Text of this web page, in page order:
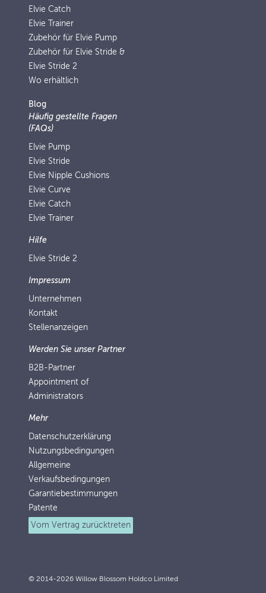
Elvie Catch
Elvie Trainer
Zubehör für Elvie Pump
Zubehör für Elvie Stride &
Elvie Stride 2
Wo erhältlich
Blog
Häufig gestellte Fragen
(FAQs)
Elvie Pump
Elvie Stride
Elvie Nipple Cushions
Elvie Curve
Elvie Catch
Elvie Trainer
Hilfe
Elvie Stride 2
Impressum
Unternehmen
Kontakt
Stellenanzeigen
Werden Sie unser Partner
B2B-Partner
Appointment of
Administrators
Mehr
Datenschutzerklärung
Nutzungsbedingungen
Allgemeine
Verkaufsbedingungen
Garantiebestimmungen
Patente
Vom Vertrag zurücktreten
© 2014-2026 Willow Blossom Holdco Limited